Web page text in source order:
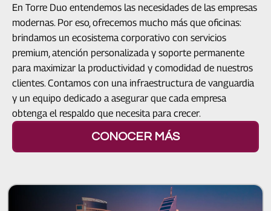
En Torre Duo entendemos las necesidades de las empresas
modernas. Por eso, ofrecemos mucho más que oficinas:
brindamos un ecosistema corporativo con servicios
premium, atención personalizada y soporte permanente
para maximizar la productividad y comodidad de nuestros
clientes. Contamos con una infraestructura de vanguardia
y un equipo dedicado a asegurar que cada empresa
obtenga el respaldo que necesita para crecer.
CONOCER MÁS